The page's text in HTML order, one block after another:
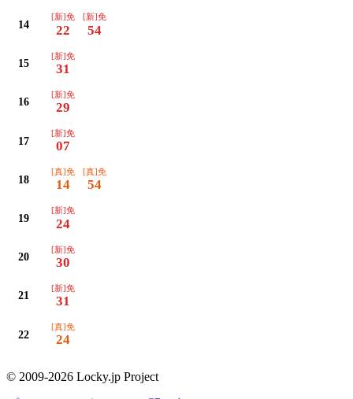
14
[新]免
22
[新]免
54
15
[新]免
31
16
[新]免
29
17
[新]免
07
18
[真]免
14
[真]免
54
19
[新]免
24
20
[新]免
30
21
[新]免
31
22
[真]免
24
© 2009-2026 Locky.jp Project